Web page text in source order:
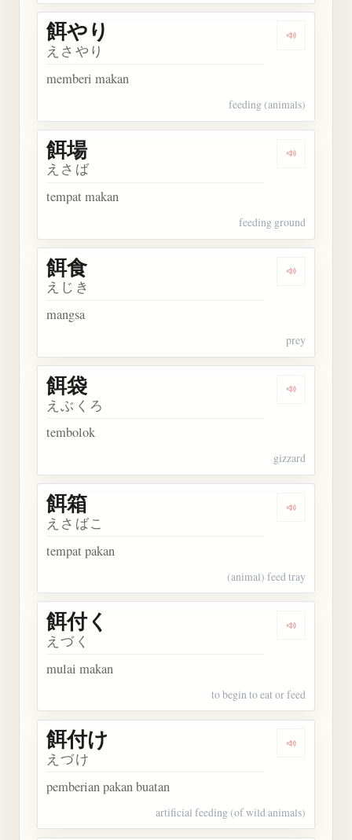
Dengarkan
餌やり
えさやり
memberi makan
feeding (animals)
Dengarkan
餌場
えさば
tempat makan
feeding ground
Dengarkan
餌食
えじき
mangsa
prey
Dengarkan
餌袋
えぶくろ
tembolok
gizzard
Dengarkan
餌箱
えさばこ
tempat pakan
(animal) feed tray
Dengarkan
餌付く
えづく
mulai makan
to begin to eat or feed
Dengarkan
餌付け
えづけ
pemberian pakan buatan
artificial feeding (of wild animals)